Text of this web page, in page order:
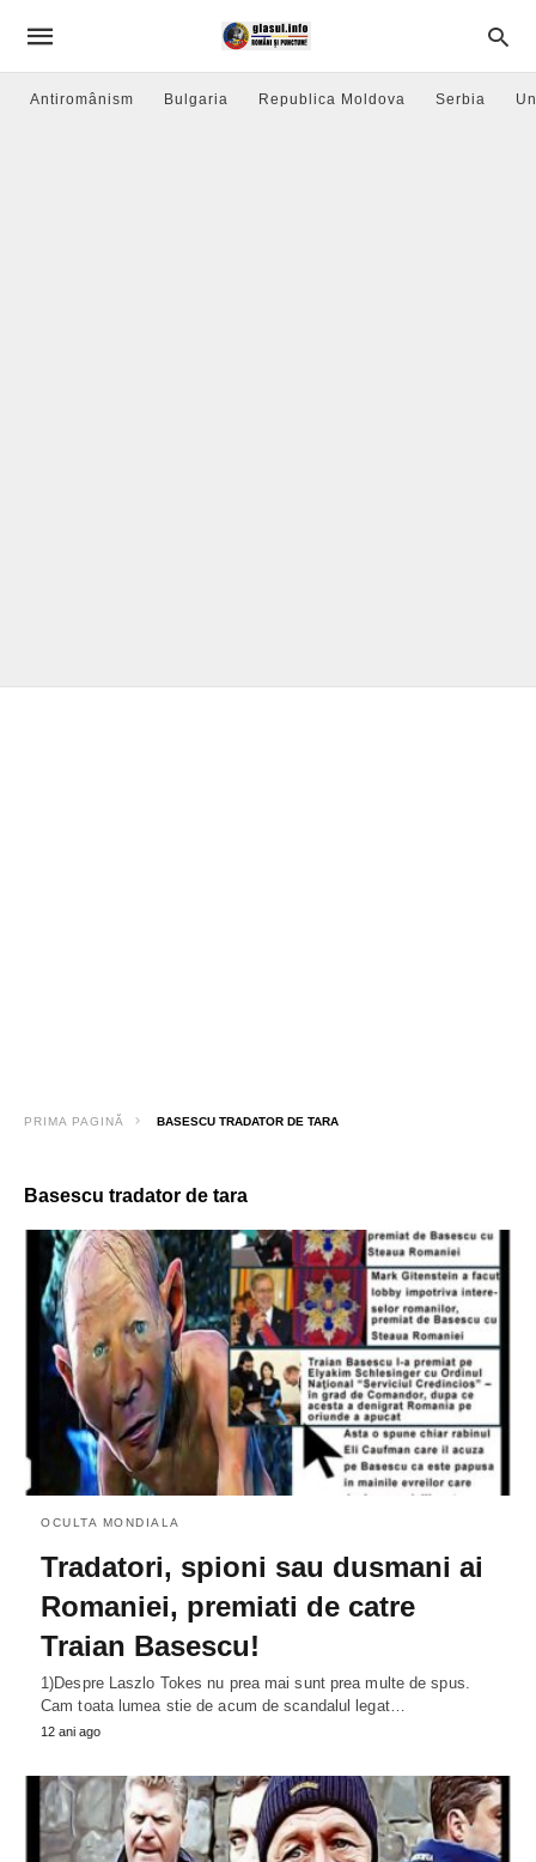
Antiromânism Bulgaria Republica Moldova Serbia
PRIMA PAGINĂ BASESCU TRADATOR DE TARA
Basescu tradator de tara
OCULTA MONDIALA
Tradatori, spioni sau dusmani ai
Romaniei, premiati de catre
Traian Basescu!
1)Despre Laszlo Tokes nu prea mai sunt prea multe de spus.
Cam toata lumea stie de acum de scandalul legat…
12 ani ago